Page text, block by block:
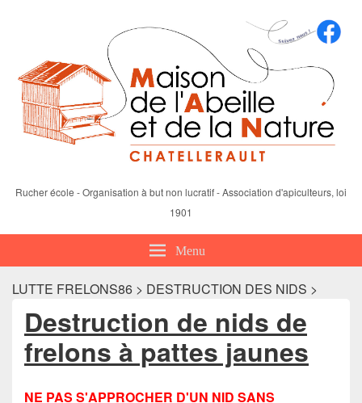
Rucher école - Organisation à but non lucratif - Association d'apiculteurs, loi
1901
Menu
LUTTE FRELONS86 > DESTRUCTION DES NIDS >
Destruction de nids de
frelons à pattes jaunes
NE PAS S'APPROCHER D'UN NID SANS